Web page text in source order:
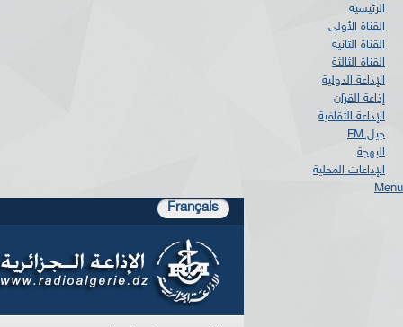
الرئيسية
القناة الأولى
القناة الثانية
القناة الثالثة
الإذاعة الدولية
إذاعة القرآن
الإذاعة الثقافية
جيل FM
البهجة
الإذاعات المحلية
Menu
Français